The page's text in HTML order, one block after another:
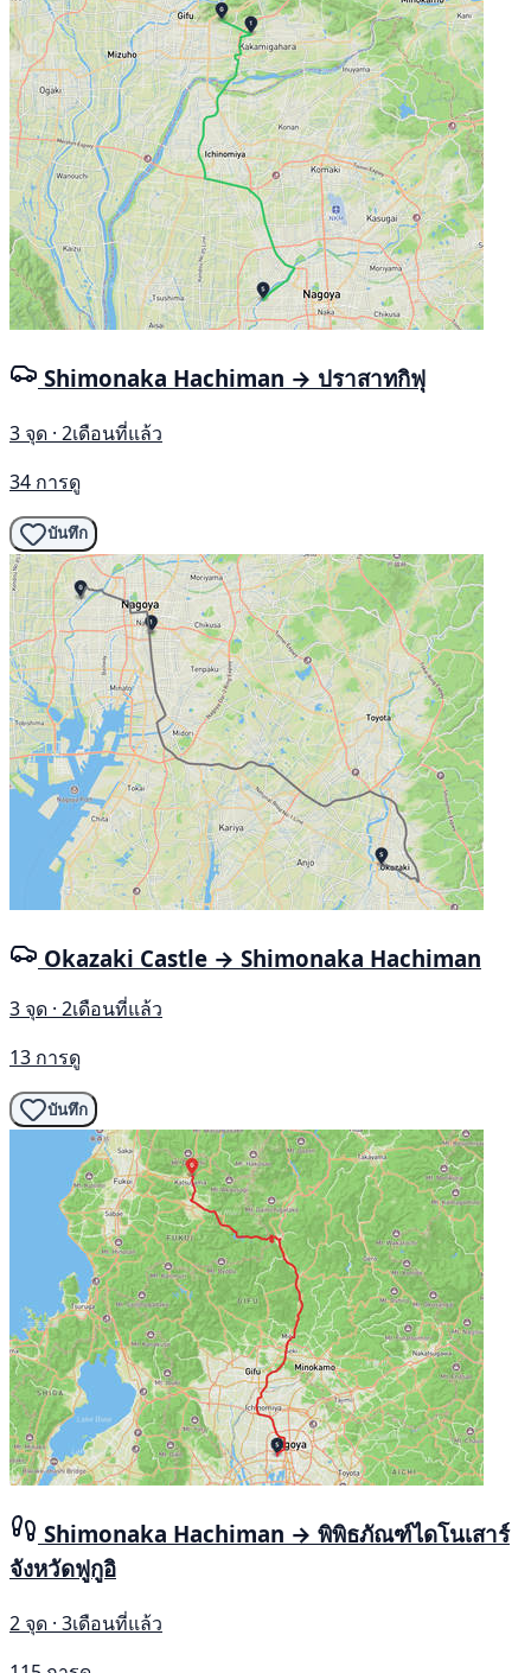
Shimonaka Hachiman → ปราสาทกิฟุ
3 จุด · 2เดือนที่แล้ว
34 การดู
บันทึก
Okazaki Castle → Shimonaka Hachiman
3 จุด · 2เดือนที่แล้ว
13 การดู
บันทึก
Shimonaka Hachiman → พิพิธภัณฑ์ไดโนเสาร์
จังหวัดฟูกูอิ
2 จุด · 3เดือนที่แล้ว